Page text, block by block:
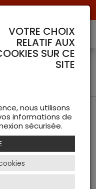
chasse les plus
VOTRE CHOIX
RELATIF AUX
SUR CE
SITE
nous utilisons
informations de
sécurisée.